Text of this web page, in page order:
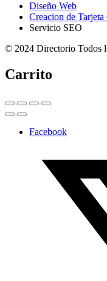
Diseño Web
Creacion de
Servicio SEO
© 2024 Directorio Todos
Carrito
Facebook